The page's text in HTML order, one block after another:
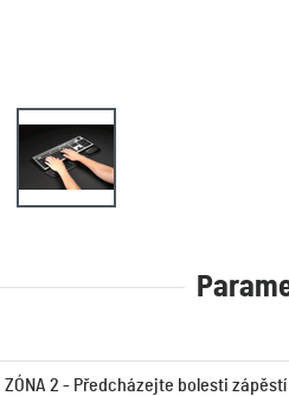
ZÓNA 2 - Předcházejte bolesti zápěstí